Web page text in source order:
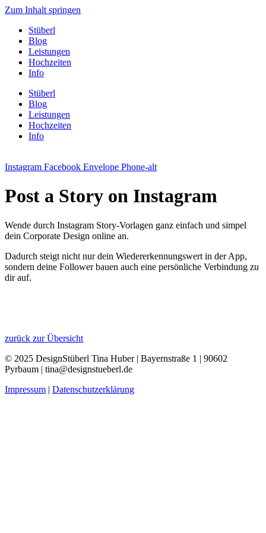
Zum Inhalt springen
Stüberl
Blog
Leistungen
Hochzeiten
Info
Stüberl
Blog
Leistungen
Hochzeiten
Info
Instagram Facebook Envelope Phone-alt
Post a Story on Instagram
Wende durch Instagram Story-Vorlagen ganz einfach und simpel
dein Corporate Design online an.
Dadurch steigt nicht nur dein Wiedererkennungswert in der App,
sondern deine Follower bauen auch eine persönliche Verbindung zu
dir auf.
zurück zur Übersicht
© 2025 DesignStüberl Tina Huber | Bayernstraße 1 | 90602
Pyrbaum | tina@designstueberl.de
Impressum | Datenschutzerklärung